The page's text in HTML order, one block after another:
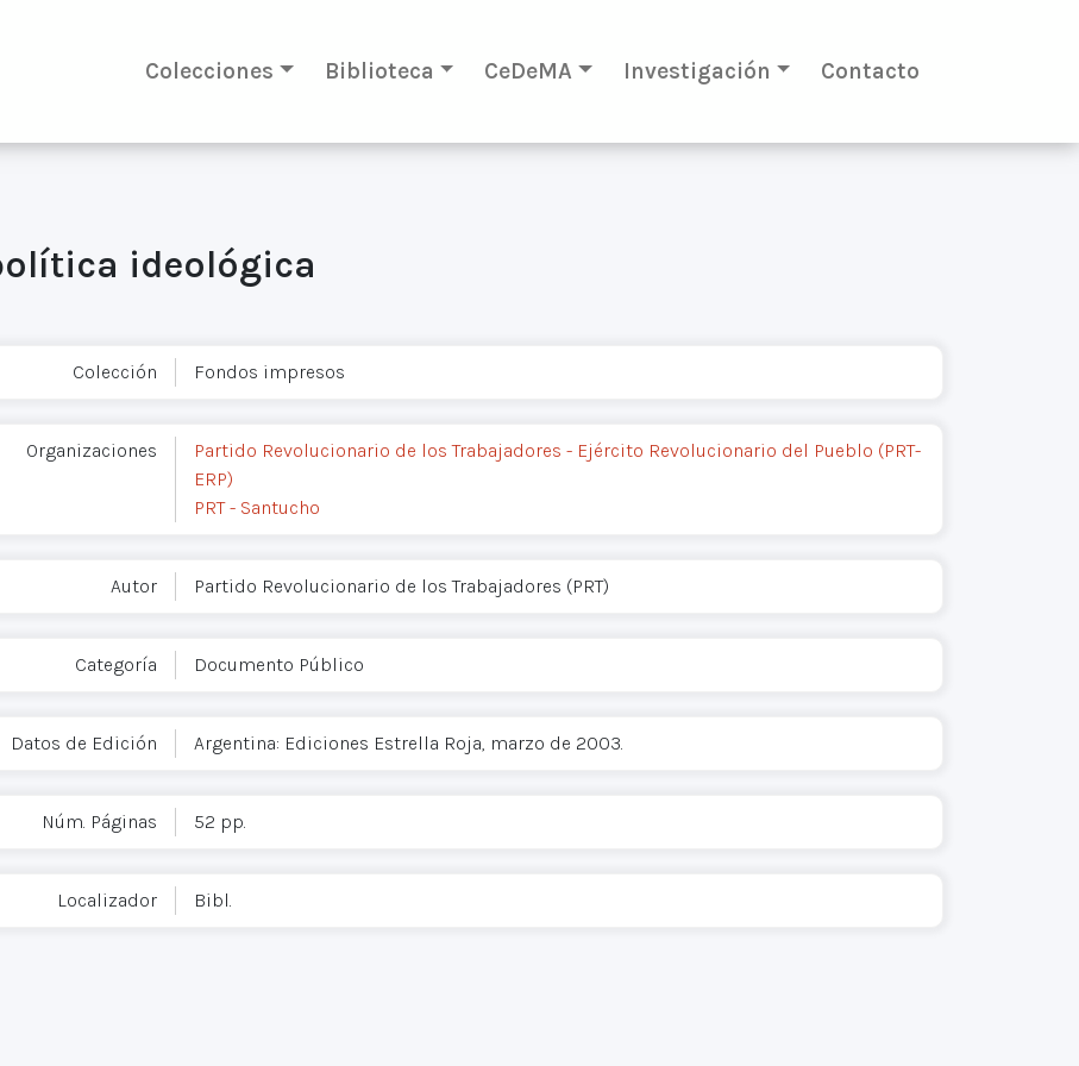
Colecciones Biblioteca CeDeMA Investigación Contacto
ideológica
Colección Fondos impresos
Organizaciones
Partido Revolucionario de los Trabajadores - Ejército Revolucionario del Pueblo (PRT-
ERP)
PRT - Santucho
Autor Partido Revolucionario de los Trabajadores (PRT)
Categoría Documento Público
Datos de Edición Argentina: Ediciones Estrella Roja, marzo de 2003.
Núm. Páginas 52 pp.
Localizador Bibl.